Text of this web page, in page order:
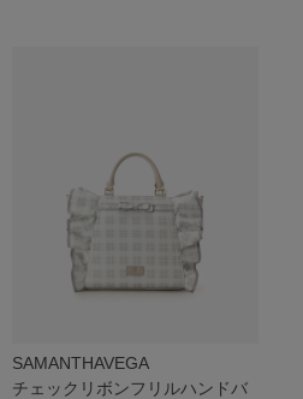
SAMANTHAVEGA
チェックリボンフリルハンドバ